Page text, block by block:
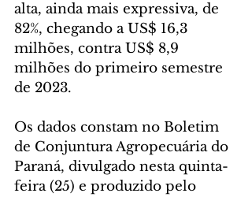
alta, ainda mais expressiva, de
82%, chegando a US$ 16,3
milhões, contra US$ 8,9
milhões do primeiro semestre
de 2023.
Os dados constam no Boletim
de Conjuntura Agropecuária do
Paraná, divulgado nesta quinta-
feira (25) e produzido pelo